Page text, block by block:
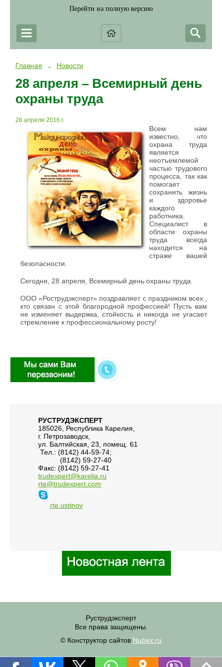
Перейти на полную версию
Главная → Новости
28 апреля – Всемирный день
охраны труда
28 апреля 2016 г.
Всем нам
известно, что
охрана труда
является
неотъемлемой
частью трудового
процесса, так как
помогает
сохранить жизнь
и здоровье
каждого
работника.
Специалист в
области охраны
труда всегда
находится на
страже вашей
безопасности.
Сегодня, 28 апреля, Всемирный день охраны труда.
ООО «Рострудэксперт» поздравляет с праздником всех ,
кто связан с этой благородной профессией! Пусть вам
не изменяет выдержка, стойкость и никогда не угасает
стремление к профессиональному росту!
РУСТРУДЭКСПЕРТ
185026, Республика Карелия,
г. Петрозаводск,
ул. Балтийская, 23, помещ. 61
Тел.: (8142) 44-59-74;
(8142) 59-27-40
Факс: (8142) 59-27-41
trudexpert@karelia.ru
rte@trudexpert.com
rte.ustinov
Руструдэксперт
Все права защищены.
© Конструктор сайтов Nubex.ru